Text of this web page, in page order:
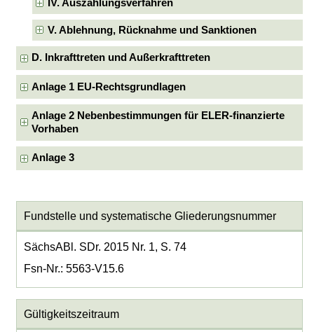
IV. Auszahlungsverfahren
V. Ablehnung, Rücknahme und Sanktionen
D. Inkrafttreten und Außerkrafttreten
Anlage 1 EU-Rechtsgrundlagen
Anlage 2 Nebenbestimmungen für ELER-finanzierte
Vorhaben
Anlage 3
Fundstelle und systematische Gliederungsnummer
SächsABl. SDr. 2015 Nr. 1, S. 74
Fsn-Nr.: 5563-V15.6
Gültigkeitszeitraum